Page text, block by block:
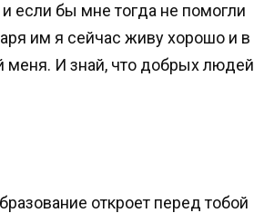
если бы мне тогда не помогли
им я сейчас живу хорошо и в
меня. И знай, что добрых людей
откроет перед тобой